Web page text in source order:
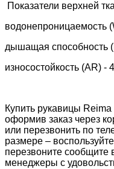
Показатели верхней
водонепроницаемость
дышащая способность
износостойкость (AR) -
Купить рукавицы
оформив заказ через
или перезвонить по
размере –
перезвоните сообщите
менеджеры с